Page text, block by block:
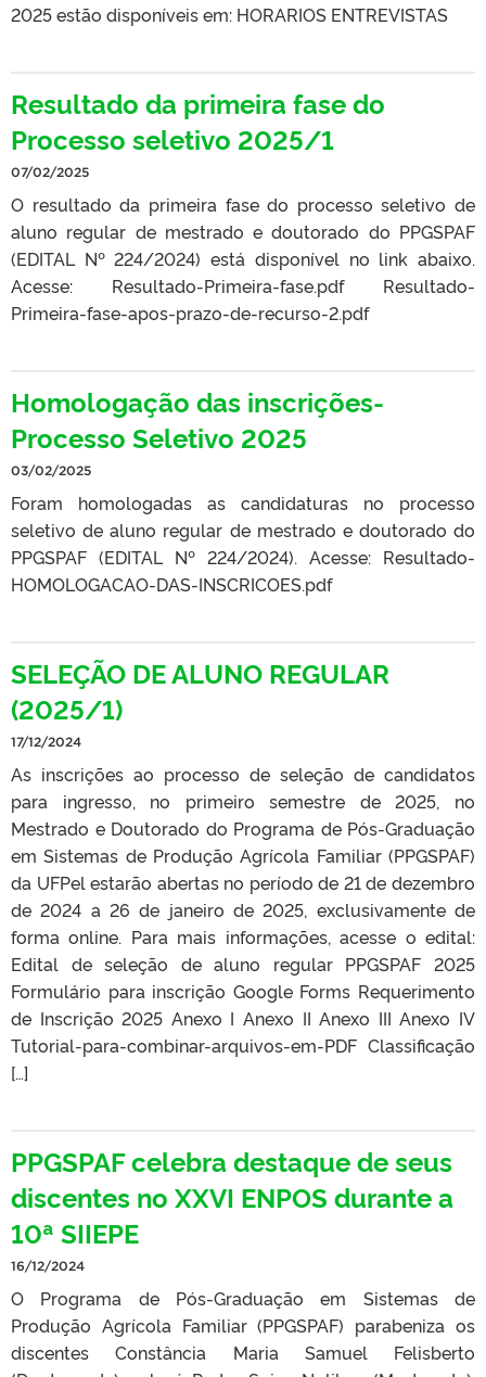
2025 estão disponíveis em: HORARIOS ENTREVISTAS
Resultado da primeira fase do
Processo seletivo 2025/1
07/02/2025
O resultado da primeira fase do processo seletivo de
aluno regular de mestrado e doutorado do PPGSPAF
(EDITAL Nº 224/2024) está disponível no link abaixo.
Acesse: Resultado-Primeira-fase.pdf Resultado-
Primeira-fase-apos-prazo-de-recurso-2.pdf
Homologação das inscrições-
Processo Seletivo 2025
03/02/2025
Foram homologadas as candidaturas no processo
seletivo de aluno regular de mestrado e doutorado do
PPGSPAF (EDITAL Nº 224/2024). Acesse: Resultado-
HOMOLOGACAO-DAS-INSCRICOES.pdf
SELEÇÃO DE ALUNO REGULAR
(2025/1)
17/12/2024
As inscrições ao processo de seleção de candidatos
para ingresso, no primeiro semestre de 2025, no
Mestrado e Doutorado do Programa de Pós-Graduação
em Sistemas de Produção Agrícola Familiar (PPGSPAF)
da UFPel estarão abertas no período de 21 de dezembro
de 2024 a 26 de janeiro de 2025, exclusivamente de
forma online. Para mais informações, acesse o edital:
Edital de seleção de aluno regular PPGSPAF 2025
Formulário para inscrição Google Forms Requerimento
de Inscrição 2025 Anexo I Anexo II Anexo III Anexo IV
Tutorial-para-combinar-arquivos-em-PDF Classificação
[…]
PPGSPAF celebra destaque de seus
discentes no XXVI ENPOS durante a
10ª SIIEPE
16/12/2024
O Programa de Pós-Graduação em Sistemas de
Produção Agrícola Familiar (PPGSPAF) parabeniza os
discentes Constância Maria Samuel Felisberto